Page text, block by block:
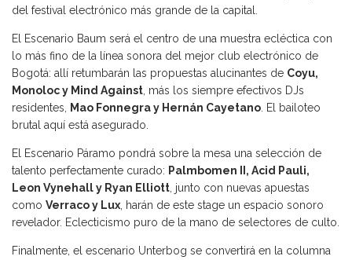
del festival electrónico más grande de la capital.
El Escenario Baum será el centro de una muestra ecléctica con
lo más fino de la línea sonora del mejor club electrónico de
Bogotá: allí retumbarán las propuestas alucinantes de Coyu,
Monoloc y Mind Against , más los siempre efectivos DJs
residentes,
Mao Fonnegra y Hernán Cayetano . El bailoteo
brutal aquí está asegurado.
El Escenario Páramo pondrá sobre la mesa una selección de
talento perfectamente curado: Palmbomen II, Acid Pauli,
Leon Vynehall y Ryan Elliott , junto con nuevas apuestas
como Verraco y Lux , harán de este stage un espacio sonoro
revelador. Eclecticismo puro de la mano de selectores de culto.
Finalmente, el escenario Unterbog se convertirá en la columna